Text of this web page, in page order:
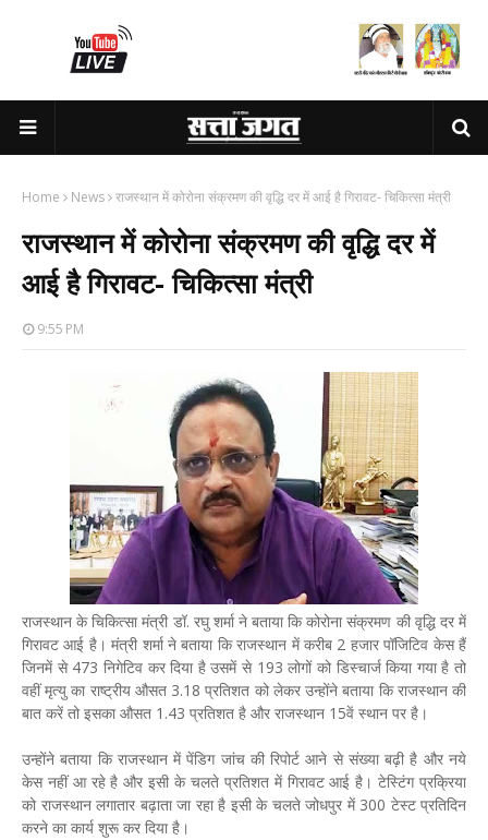
Home News राजस्थान में कोरोना संक्रमण की वृद्धि दर में आई है गिरावट- चिकित्सा मंत्री
राजस्थान में कोरोना संक्रमण की वृद्धि दर में
आई है गिरावट- चिकित्सा मंत्री
9:55 PM
राजस्थान के चिकित्सा मंत्री डॉ. रघु शर्मा ने बताया कि कोरोना संक्रमण की वृद्धि दर में
गिरावट आई है। मंत्री शर्मा ने बताया कि राजस्थान में करीब 2 हजार पॉजिटिव केस हैं
जिनमें से 473 निगेटिव कर दिया है उसमें से 193 लोगों को डिस्चार्ज किया गया है तो
वहीं मृत्यु का राष्ट्रीय औसत 3.18 प्रतिशत को लेकर उन्होंने बताया कि राजस्थान की
बात करें तो इसका औसत 1.43 प्रतिशत है और राजस्थान 15वें स्थान पर है।
उन्होंने बताया कि राजस्थान में पेंडिग जांच की रिपोर्ट आने से संख्या बढ़ी है और नये
केस नहीं आ रहे है और इसी के चलते प्रतिशत में गिरावट आई है। टेस्टिंग प्रक्रिया
को राजस्थान लगातार बढ़ाता जा रहा है इसी के चलते जोधपुर में 300 टेस्ट प्रतिदिन
करने का कार्य शुरू कर दिया है।